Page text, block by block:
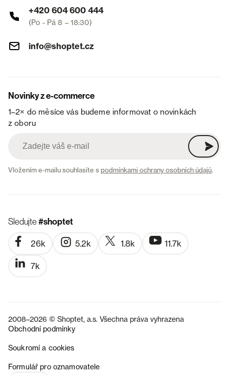
+420 604 600 444
(Po - Pá 8 – 18:30)
info@shoptet.cz
Novinky z e-commerce
1–2× do měsíce vás budeme informovat o novinkách
z oboru
Vložením e-mailu souhlasíte spodmínkami ochrany osobních údajů.
Sledujte#shoptet
26k 5.2k 1.8k 11.7k
7k
2008–2026 © Shoptet, a.s. Všechna práva vyhrazena
Obchodní podmínky
Soukromí a cookies
Formulář pro oznamovatele